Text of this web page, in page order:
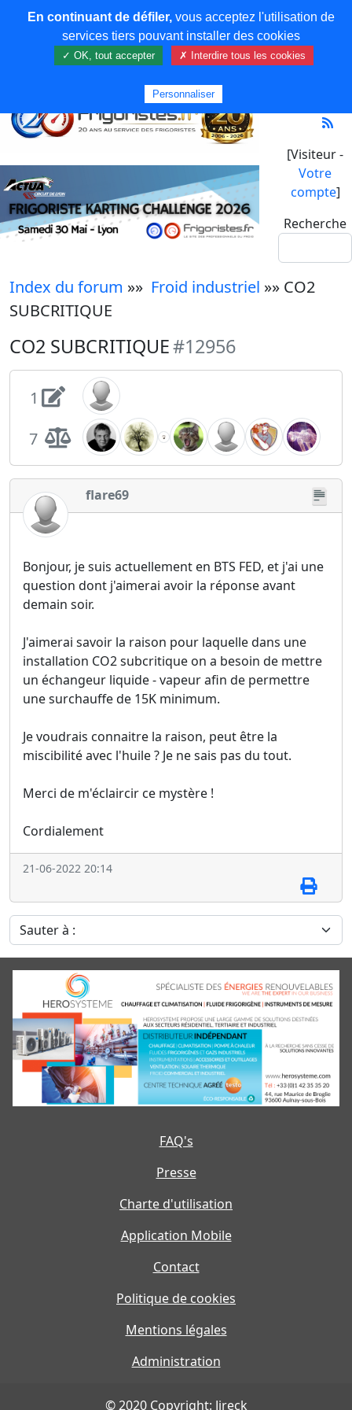
[Visiteur -
Votre
compte]
Recherche
Index du forum »» Froid industriel »» CO2
SUBCRITIQUE
CO2 SUBCRITIQUE#12956
1
7
flare69
Bonjour, je suis actuellement en BTS FED, et j'ai une
question dont j'aimerai avoir la réponse avant
demain soir.
J'aimerai savoir la raison pour laquelle dans une
installation CO2 subcritique on a besoin de mettre
un échangeur liquide - vapeur afin de permettre
une surchauffe de 15K minimum.
Je voudrais connaitre la raison, peut être la
miscibilité avec l'huile ? Je ne sais pas du tout.
Merci de m'éclaircir ce mystère !
Cordialement
21-06-2022 20:14
Sauter à :
FAQ's
Presse
Charte d'utilisation
Application Mobile
Contact
Politique de cookies
Mentions légales
Administration
© 2020 Copyright: Jireck
En continuant de défiler,vous acceptez l'utilisation de
services tiers pouvant installer des cookies
✓ OK, tout accepter ✗ Interdire tous les cookies
Personnaliser